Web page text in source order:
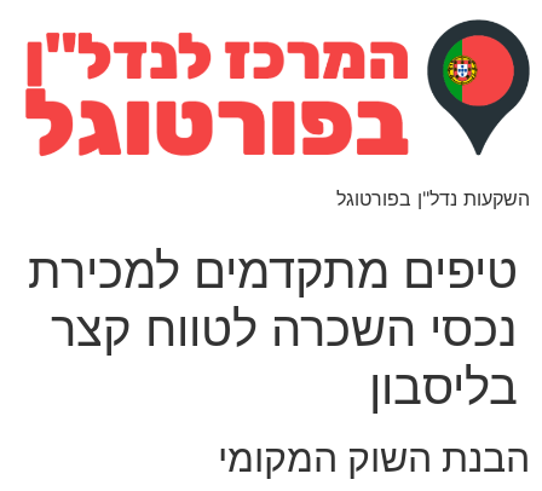
השקעות נדל"ן בפורטוגל
טיפים מתקדמים למכירת
נכסי השכרה לטווח קצר
בליסבון
הבנת השוק המקומי